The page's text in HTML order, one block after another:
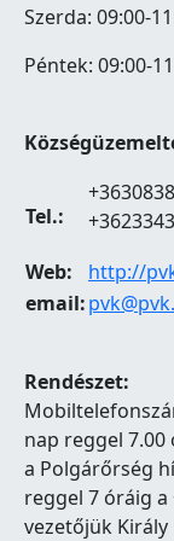
Szerda: 09:00-
Péntek: 09:00-
Tel.:
Web:
http://
email:
Rendészet:
nap reggel 7.00
a Polgárőrség
reggel 7 óráig a
vezetőjük Király